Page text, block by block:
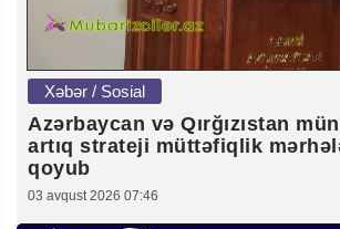
Xəbər / Sosial
Azərbaycan və Qırğızıstan
artıq strateji müttəfiqlik
qoyub
03 avqust 2026 07:46